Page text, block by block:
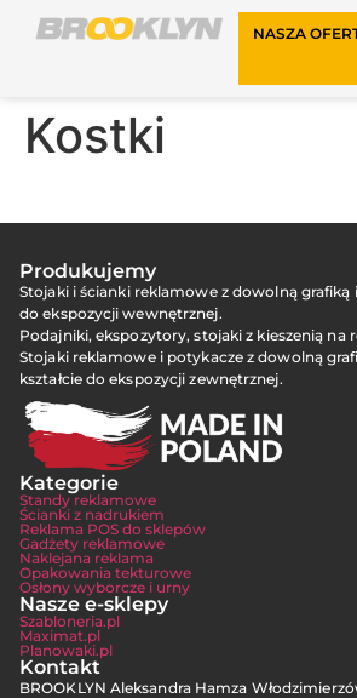
NASZA
Kostki
Produkujemy
Stojaki i ścianki reklamowe z dowolną grafiką
do ekspozycji wewnętrznej.
Podajniki, ekspozytory, stojaki z kieszenią na
Stojaki reklamowe i potykacze z dowolną
kształcie do ekspozycji zewnętrznej.
Kategorie
Standy reklamowe
Ścianki z nadrukiem
Reklama POS do sklepów
Gadżety reklamowe
Naklejana reklama
Opakowania tekturowe
Osłony wyborcze i urny
Nasze e-sklepy
Szabloneria.pl
Maximat.pl
Planowaki.pl
Kontakt
BROOKLYN Aleksandra Hamza